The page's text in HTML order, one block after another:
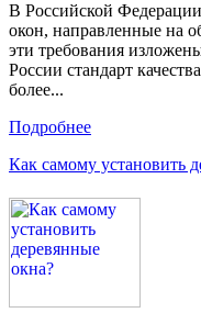
В Российской
окон, направленные на
эти требования
России стандарт
более...
Подробнее
Как самому установить